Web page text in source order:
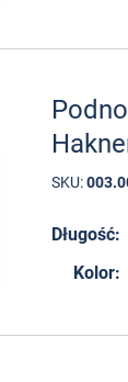
SKU:
Długość:
Kolor: